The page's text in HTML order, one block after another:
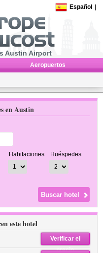
Español
Austin Airport
Aeropuertos
en Austin
Habitaciones Huéspedes
este hotel
Verificar el
precio